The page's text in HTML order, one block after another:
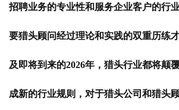
招聘业务的专业性和服务企业客户的行
要猎头顾问经过理论和实践的双重历练
及即将到来的2026年，猎头行业都将颠
成新的行业规则，对于猎头公司和猎头